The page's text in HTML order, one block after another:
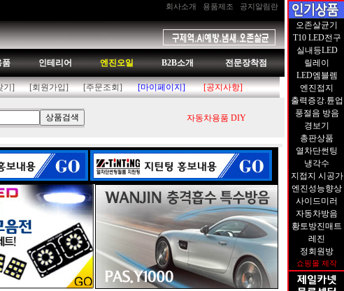
회사소개 용품제조 공지알림란
품 인테리어 엔진오일 B2B소개 전문장착점
기] [회원가입] [주문조회] [마이페이지] [공지사항]
자동차용품 DIY
오존살균기
T10 LED전구
실내등LED
릴레이
LED엠블렘
엔진접지
출력증강.튠업
풍절음 방음
경보기
총판상품
열차단썬팅
냉각수
지접지 시공가
엔진성능향상
사이드미러
자동차방음
황토방진매트
레진
정회원방
쇼핑몰 제작